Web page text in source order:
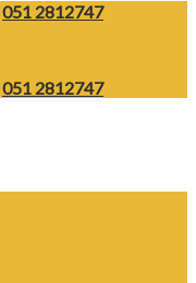
051 2812747
051 2812747